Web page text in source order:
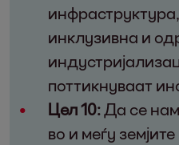
инклузивна и
поттикнуваат
Цел 10:Да се
во и меѓу земјите